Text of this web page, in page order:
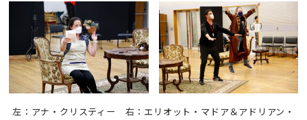
左：アナ・クリスティー 右：エリオット・マドア＆アドリアン・